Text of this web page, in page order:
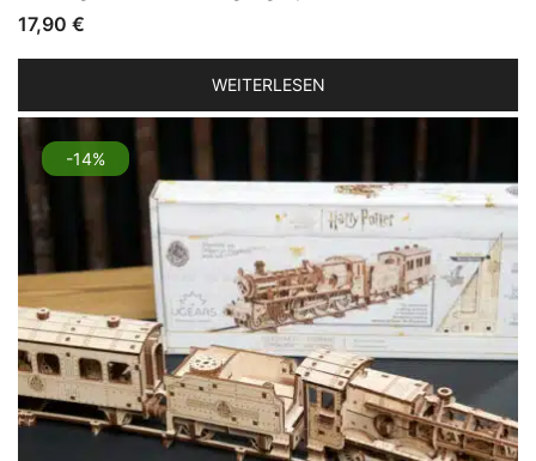
17,90 €
WEITERLESEN
-14%